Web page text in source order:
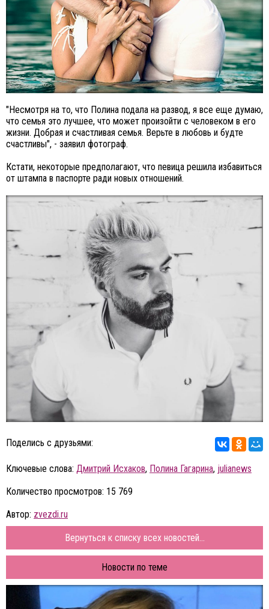
"Несмотря на то, что Полина подала на развод, я все еще думаю,
что семья это лучшее, что может произойти с человеком в его
жизни. Добрая и счастливая семья. Верьте в любовь и будте
счастливы", - заявил фотограф.
Кстати, некоторые предполагают, что певица решила избавиться
от штампа в паспорте ради новых отношений.
Поделись с друзьями:
Ключевые слова: Дмитрий Исхаков, Полина Гагарина, julianews
Количество просмотров: 15 769
Автор: zvezdi.ru
Вернуться к списку всех новостей...
Новости по теме